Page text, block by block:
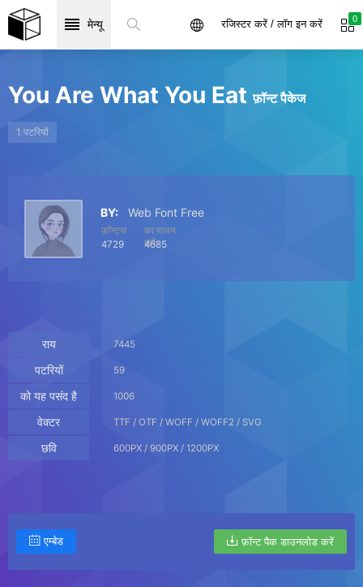
मेन्यू 0
रजिस्टर करें / लॉग इन करें
You Are What You Eatफ़ॉन्ट पैकेज
1 पटरियों
BY: Web Font Free
फ़ॉन्ट्स
4729
का पालन
करें
4685
राय 7445
पटरियों 59
को यह पसंद है 1006
वेक्टर TTF / OTF / WOFF / WOFF2 / SVG
छवि 600PX / 900PX / 1200PX
एम्बेड फ़ॉन्ट पैक डाउनलोड करें